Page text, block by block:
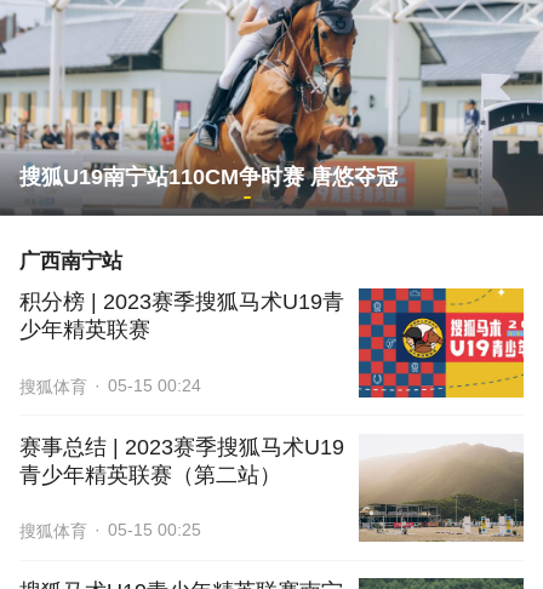
搜狐U19南宁站110CM争时赛 唐悠夺冠
广西南宁站
积分榜 | 2023赛季搜狐马术U19青
少年精英联赛
搜狐体育 05-15 00:24
赛事总结 | 2023赛季搜狐马术U19
青少年精英联赛（第二站）
搜狐体育 05-15 00:25